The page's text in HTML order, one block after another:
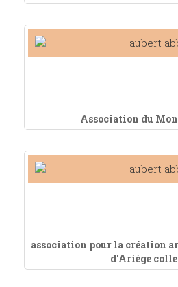
Association du
association pour la création
d'Ariège